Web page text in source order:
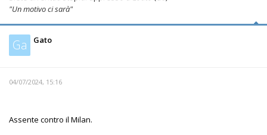
"Un motivo ci sarà"
Ga Gato
04/07/2024, 15:16
Assente contro il Milan.